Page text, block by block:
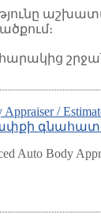
/
Auto Body